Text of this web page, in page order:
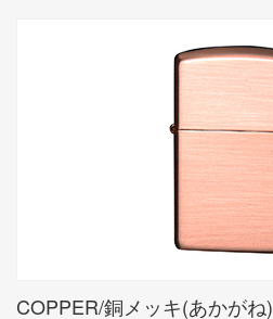
COPPER/銅メッキ(あかがね)